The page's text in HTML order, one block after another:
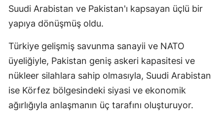
Suudi Arabistan ve Pakistan'ı kapsayan üçlü bir
yapıya dönüşmüş oldu.
Türkiye gelişmiş savunma sanayii ve NATO
üyeliğiyle, Pakistan geniş askeri kapasitesi ve
nükleer silahlara sahip olmasıyla, Suudi Arabistan
ise Körfez bölgesindeki siyasi ve ekonomik
ağırlığıyla anlaşmanın üç tarafını oluşturuyor.